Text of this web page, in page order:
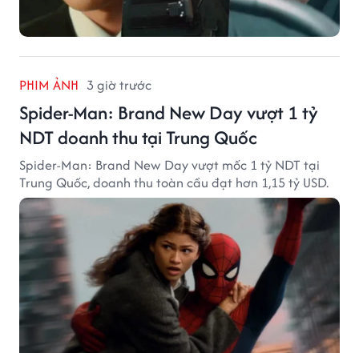
PHIM ẢNH 3 giờ trước
Spider-Man: Brand New Day vượt 1 tỷ
NDT doanh thu tại Trung Quốc
Spider-Man: Brand New Day vượt mốc 1 tỷ NDT tại
Trung Quốc, doanh thu toàn cầu đạt hơn 1,15 tỷ USD.